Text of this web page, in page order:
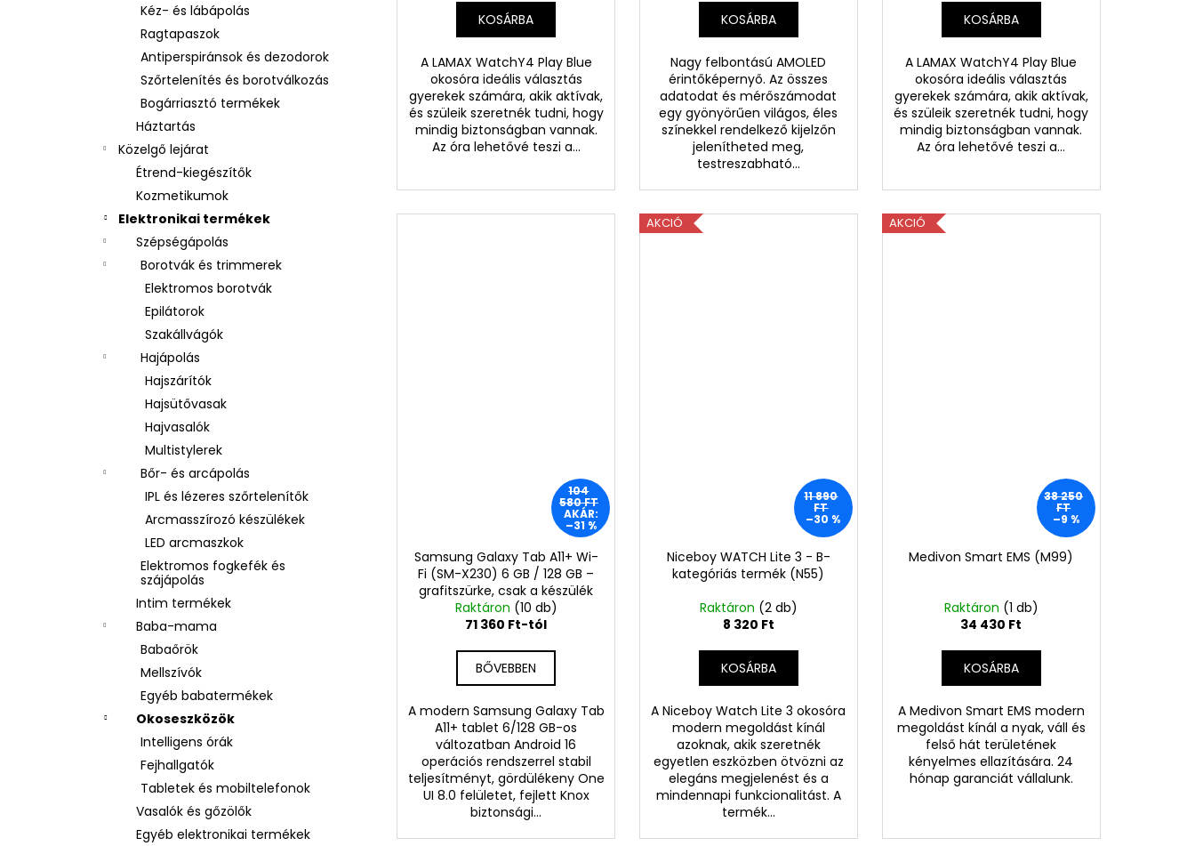
Kéz- és lábápolás
Ragtapaszok
Antiperspiránsok és dezodorok
Szőrtelenítés és borotválkozás
Bogárriasztó termékek
Háztartás
Közelgő lejárat
Étrend-kiegészítők
Kozmetikumok
Elektronikai termékek
Szépségápolás
Borotvák és trimmerek
Elektromos borotvák
Epilátorok
Szakállvágók
Hajápolás
Hajszárítók
Hajsütővasak
Hajvasalók
Multistylerek
Bőr- és arcápolás
IPL és lézeres szőrtelenítők
Arcmasszírozó készülékek
LED arcmaszkok
Elektromos fogkefék és
szájápolás
Intim termékek
Baba-mama
Babaőrök
Mellszívók
Egyéb babatermékek
Okoseszközök
Intelligens órák
Fejhallgatók
Tabletek és mobiltelefonok
Vasalók és gőzölők
Egyéb elektronikai termékek
KOSÁRBA
A LAMAX WatchY4 Play Blue
okosóra ideális választás
gyerekek számára, akik aktívak,
és szüleik szeretnék tudni, hogy
mindig biztonságban vannak.
Az óra lehetővé teszi a...
KOSÁRBA
Nagy felbontású AMOLED
érintőképernyő. Az összes
adatodat és mérőszámodat
egy gyönyörűen világos, éles
színekkel rendelkező kijelzőn
jelenítheted meg,
testreszabható...
KOSÁRBA
A LAMAX WatchY4 Play Blue
okosóra ideális választás
gyerekek számára, akik aktívak,
és szüleik szeretnék tudni, hogy
mindig biztonságban vannak.
Az óra lehetővé teszi a...
104
580 FT
AKÁR:
–31 %
Samsung Galaxy Tab A11+ Wi-
Fi (SM-X230) 6 GB / 128 GB –
grafitszürke, csak a készülék
Raktáron (10 db)
71 360 Ft-tól
BŐVEBBEN
A modern Samsung Galaxy Tab
A11+ tablet 6/128 GB-os
változatban Android 16
operációs rendszerrel stabil
teljesítményt, gördülékeny One
UI 8.0 felületet, fejlett Knox
biztonsági...
AKCIÓ
11 890
FT
–30 %
Niceboy WATCH Lite 3 - B-
kategóriás termék (N55)
Raktáron (2 db)
8 320 Ft
KOSÁRBA
A Niceboy Watch Lite 3 okosóra
modern megoldást kínál
azoknak, akik szeretnék
egyetlen eszközben ötvözni az
elegáns megjelenést és a
mindennapi funkcionalitást. A
termék...
AKCIÓ
38 250
FT
–9 %
Medivon Smart EMS (M99)
Raktáron (1 db)
34 430 Ft
KOSÁRBA
A Medivon Smart EMS modern
megoldást kínál a nyak, váll és
felső hát területének
kényelmes ellazítására. 24
hónap garanciát vállalunk.